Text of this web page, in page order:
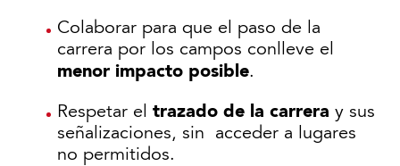
Colaborar para que el paso de la
carrera por los campos conlleve el
menor impacto posible.
Respetar el trazado de la carrera y sus
señalizaciones, sin acceder a lugares
no permitidos.